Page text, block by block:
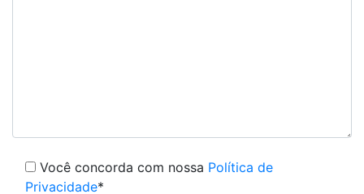
Você concorda com nossa Política de
Privacidade*